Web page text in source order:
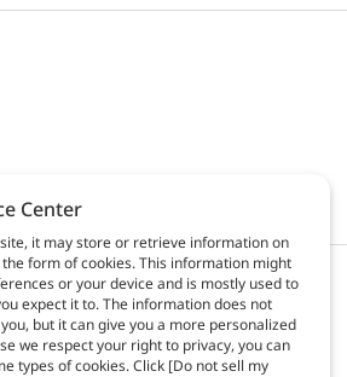
Center
it may store or retrieve information on
form of cookies. This information might
or your device and is mostly used to
expect it to. The information does not
but it can give you a more personalized
we respect your right to privacy, you can
types of cookies. Click [Do not sell my